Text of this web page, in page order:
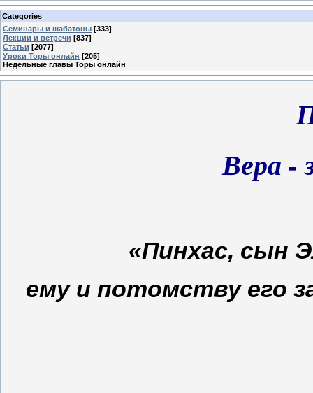
Categories
Семинары и шабатоны [333]
Лекции и встречи [837]
Статьи [2077]
Уроки Торы онлайн [205]
Недельные главы Торы онлайн
Вера -
«Пинхас, сын
ему и потомству его